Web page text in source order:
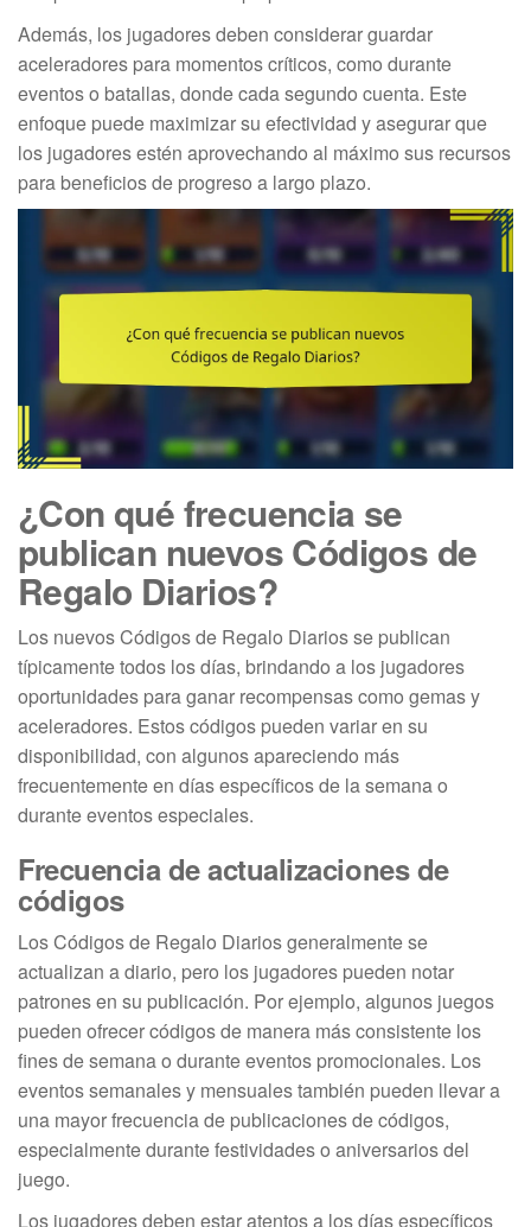
Además, los jugadores deben considerar guardar
aceleradores para momentos críticos, como durante
eventos o batallas, donde cada segundo cuenta. Este
enfoque puede maximizar su efectividad y asegurar que
los jugadores estén aprovechando al máximo sus recursos
para beneficios de progreso a largo plazo.
¿Con qué frecuencia se
publican nuevos Códigos de
Regalo Diarios?
Los nuevos Códigos de Regalo Diarios se publican
típicamente todos los días, brindando a los jugadores
oportunidades para ganar recompensas como gemas y
aceleradores. Estos códigos pueden variar en su
disponibilidad, con algunos apareciendo más
frecuentemente en días específicos de la semana o
durante eventos especiales.
Frecuencia de actualizaciones de
códigos
Los Códigos de Regalo Diarios generalmente se
actualizan a diario, pero los jugadores pueden notar
patrones en su publicación. Por ejemplo, algunos juegos
pueden ofrecer códigos de manera más consistente los
fines de semana o durante eventos promocionales. Los
eventos semanales y mensuales también pueden llevar a
una mayor frecuencia de publicaciones de códigos,
especialmente durante festividades o aniversarios del
juego.
Los jugadores deben estar atentos a los días específicos